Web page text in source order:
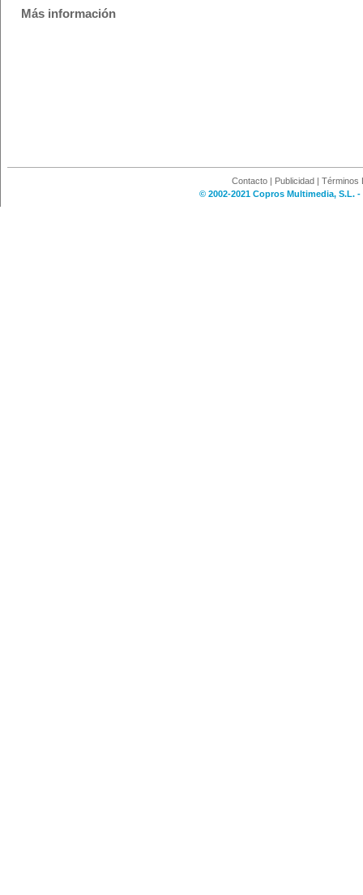
Más información
Contacto | Publicidad | Términos
© 2002-2021 Copros Multimedia, S.L.